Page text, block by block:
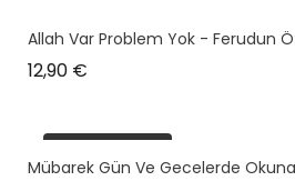
Allah Var Problem Yok - Ferudun
12,90 €
plus en stock
Mübarek Gün Ve Gecelerde